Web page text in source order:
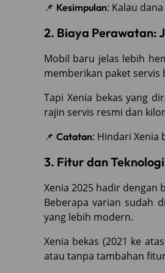
📌 Kesimpulan: Kalau
2. Biaya Perawatan:
Mobil baru jelas lebih
memberikan paket servis
Tapi Xenia bekas yang
rajin servis resmi dan
📌 Catatan: Hindari Xenia
3. Fitur dan
Xenia 2025 hadir dengan
Beberapa varian sudah
yang lebih modern.
Xenia bekas (2021 ke
atau tanpa tambahan